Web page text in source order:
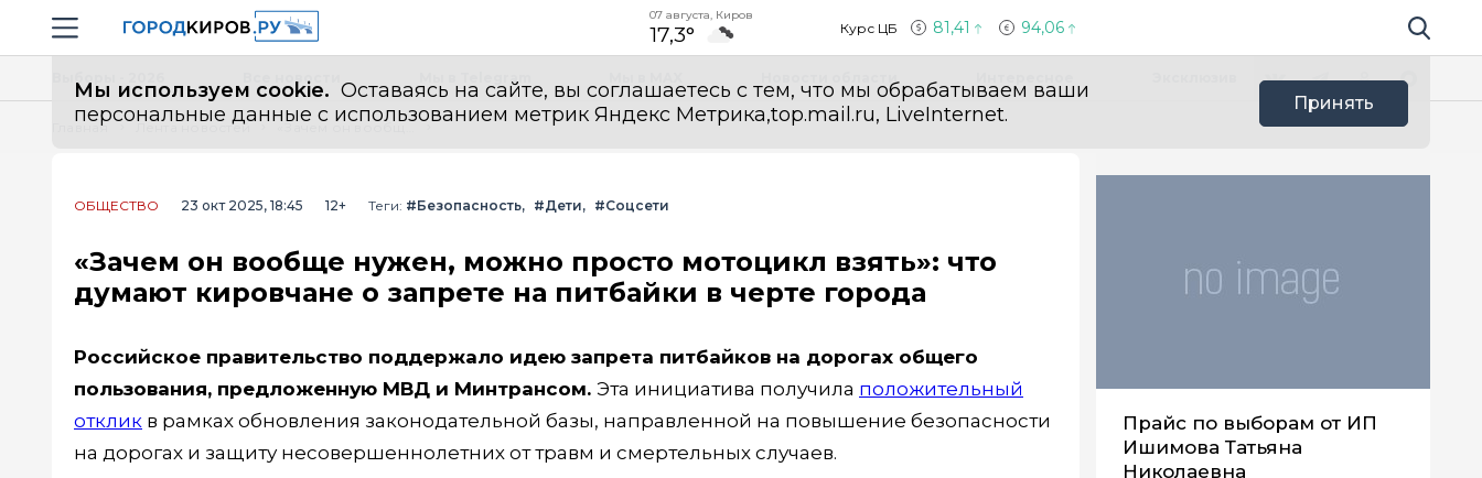
Навигация сайта
07 августа, Киров
17,3° Курс ЦБ 81,41 94,06 Поиск по
Мы используем cookie. Оставаясь на сайте, вы соглашаетесь с тем, что мы обрабатываем ваши
персональные данные с использованием метрик Яндекс Метрика,top.mail.ru, LiveInternet.
Принять
Все новости
Главная Лента новостей
ОБЩЕСТВО 23 окт 2025, 18:45 12+ Теги: #Безопасность #Дети #Соцсети
«Зачем он вообще нужен, можно просто мотоцикл взять»: что
думают кировчане о запрете на питбайки в черте города
Российское правительство поддержало идею запрета питбайков на дорогах общего
пользования, предложенную МВД и Минтрансом. Эта инициатива получила положительный
отклик в рамках обновления законодательной базы, направленной на повышение безопасности
на дорогах и защиту несовершеннолетних от травм и смертельных случаев.
Прайс по выборам от ИП
Ишимова Татьяна
Николаевна